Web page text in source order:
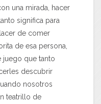
una mirada, hacer
significa para
de comer
de esa persona,
juego que tanto
descubrir
nosotros
teatrillo de